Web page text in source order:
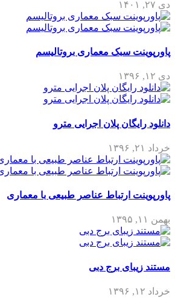
دی ۲۷, ۱۴۰۱
پاورپوینت سبک معماری بروتالیسم
دی ۱۲, ۱۳۹۶
دانلود رایگان پلان اجرایی مترو
خرداد ۲۱, ۱۳۹۶
پاورپوینت ارتباط عناصر طبیعی با معماری
بهمن ۱۱, ۱۳۹۵
مستند زیبای برج دبی
خرداد ۱۲, ۱۳۹۶